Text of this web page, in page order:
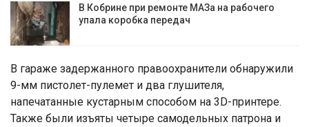
В Кобрине при ремонте МАЗа на рабочего
упала коробка передач
В гараже задержанного правоохранители обнаружили
9-мм пистолет-пулемет и два глушителя,
напечатанные кустарным способом на 3D-принтере.
Также были изъяты четыре самодельных патрона и